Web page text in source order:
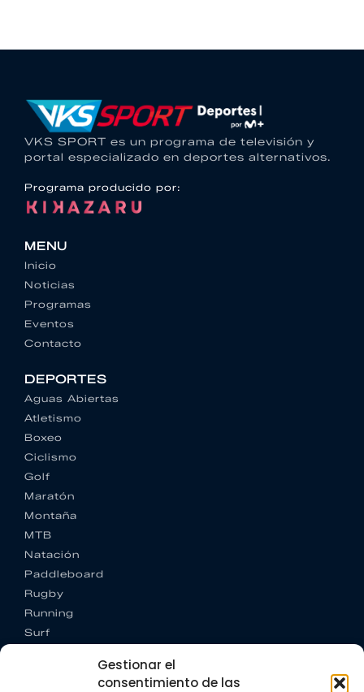
Gestionar el
consentimiento de las
VKS SPORT es un programa de televisión y
portal especializado en deportes alternativos.
Programa producido por:
MENU
Inicio
Noticias
Programas
Eventos
Contacto
DEPORTES
Aguas Abiertas
Atletismo
Boxeo
Ciclismo
Golf
Maratón
Montaña
MTB
Natación
Paddleboard
Rugby
Running
Surf